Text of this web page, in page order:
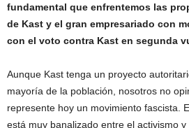
fundamental que enfrentemos las
de Kast y el gran empresariado con
con el voto contra Kast en segunda
Aunque Kast tenga un proyecto
mayoría de la población, nosotros no
represente hoy un movimiento fascista.
está muy banalizado entre el activismo